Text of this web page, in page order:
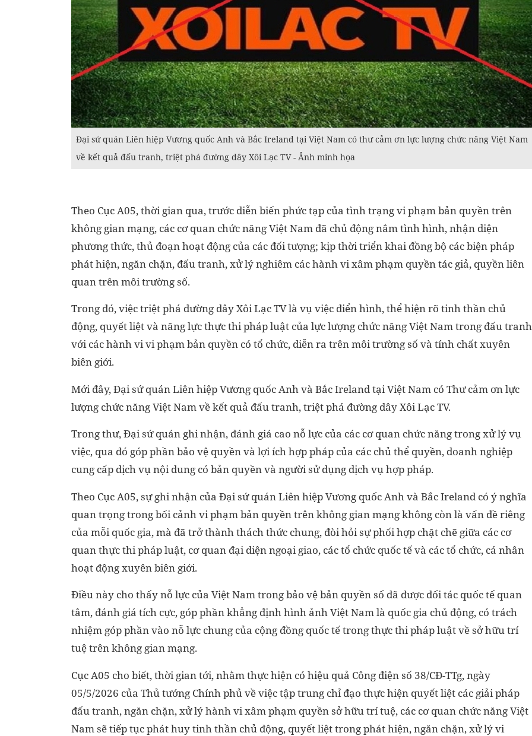
Đại sứ quán Liên hiệp Vương quốc Anh và Bắc Ireland tại Việt Nam có thư cảm ơn lực lượng chức năng Việt Nam
về kết quả đấu tranh, triệt phá đường dây Xôi Lạc TV - Ảnh minh họa
Theo Cục A05, thời gian qua, trước diễn biến phức tạp của tình trạng vi phạm bản quyền trên
không gian mạng, các cơ quan chức năng Việt Nam đã chủ động nắm tình hình, nhận diện
phương thức, thủ đoạn hoạt động của các đối tượng; kịp thời triển khai đồng bộ các biện pháp
phát hiện, ngăn chặn, đấu tranh, xử lý nghiêm các hành vi xâm phạm quyền tác giả, quyền liên
quan trên môi trường số.
Trong đó, việc triệt phá đường dây Xôi Lạc TV là vụ việc điển hình, thể hiện rõ tinh thần chủ
động, quyết liệt và năng lực thực thi pháp luật của lực lượng chức năng Việt Nam trong đấu tranh
với các hành vi vi phạm bản quyền có tổ chức, diễn ra trên môi trường số và tính chất xuyên
biên giới.
Mới đây, Đại sứ quán Liên hiệp Vương quốc Anh và Bắc Ireland tại Việt Nam có Thư cảm ơn lực
lượng chức năng Việt Nam về kết quả đấu tranh, triệt phá đường dây Xôi Lạc TV.
Trong thư, Đại sứ quán ghi nhận, đánh giá cao nỗ lực của các cơ quan chức năng trong xử lý vụ
việc, qua đó góp phần bảo vệ quyền và lợi ích hợp pháp của các chủ thể quyền, doanh nghiệp
cung cấp dịch vụ nội dung có bản quyền và người sử dụng dịch vụ hợp pháp.
Theo Cục A05, sự ghi nhận của Đại sứ quán Liên hiệp Vương quốc Anh và Bắc Ireland có ý nghĩa
quan trọng trong bối cảnh vi phạm bản quyền trên không gian mạng không còn là vấn đề riêng
của mỗi quốc gia, mà đã trở thành thách thức chung, đòi hỏi sự phối hợp chặt chẽ giữa các cơ
quan thực thi pháp luật, cơ quan đại diện ngoại giao, các tổ chức quốc tế và các tổ chức, cá nhân
hoạt động xuyên biên giới.
Điều này cho thấy nỗ lực của Việt Nam trong bảo vệ bản quyền số đã được đối tác quốc tế quan
tâm, đánh giá tích cực, góp phần khẳng định hình ảnh Việt Nam là quốc gia chủ động, có trách
nhiệm góp phần vào nỗ lực chung của cộng đồng quốc tế trong thực thi pháp luật về sở hữu trí
tuệ trên không gian mạng.
Cục A05 cho biết, thời gian tới, nhằm thực hiện có hiệu quả Công điện số 38/CĐ-TTg, ngày
05/5/2026 của Thủ tướng Chính phủ về việc tập trung chỉ đạo thực hiện quyết liệt các giải pháp
đấu tranh, ngăn chặn, xử lý hành vi xâm phạm quyền sở hữu trí tuệ, các cơ quan chức năng Việt
Nam sẽ tiếp tục phát huy tinh thần chủ động, quyết liệt trong phát hiện, ngăn chặn, xử lý vi